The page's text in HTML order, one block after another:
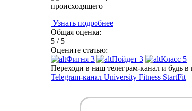
Узнать подробнее
Общая оценка:
5 / 5
Оцените статью:
Фигня 3 Пойдет 3 Класс 5
Переходи в наш телеграм-канал и будь
Telegram-канал University Fitness StartFit